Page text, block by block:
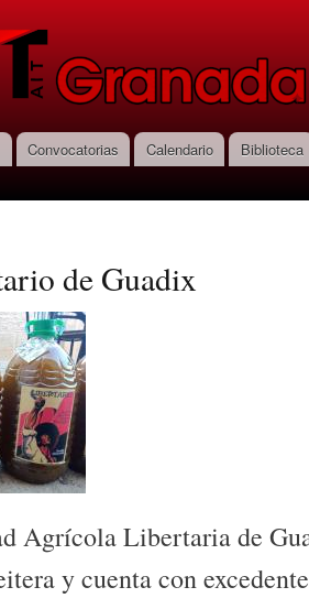
Convocatorias Calendario
Biblioteca
de Guadix
Agrícola Libertaria de
y cuenta con